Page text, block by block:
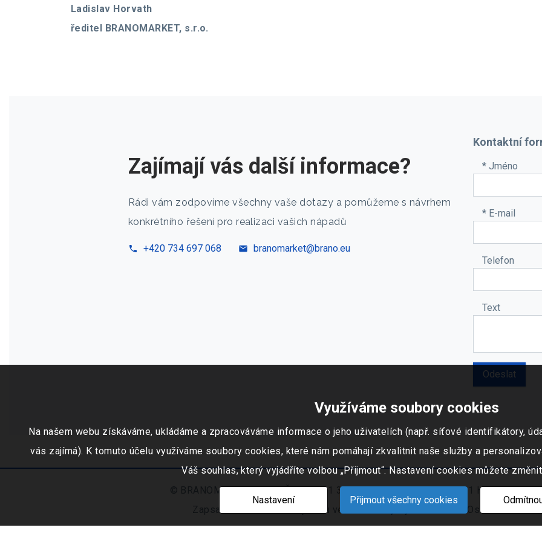
Ladislav Horvath
ředitel BRANOMARKET, s.r.o.
Zajímají vás další informace?
Rádi vám zodpovíme všechny vaše dotazy a pomůžeme s návrhem
konkrétního řešení pro realizaci vašich nápadů
phone +420 734 697 068 mail branomarket@brano.eu
Kontaktní
* Jméno
* E-mail
Telefon
Text
© BRANOMARKET s.r.o., IČO: 253 51 311, Tovární okruh 674, 747 41 Hradec nad
Zapsaná v obchodním rejstříku vedeném Krajským soudem v Ostravě oddíl
Využíváme soubory cookies
Na našem webu získáváme, ukládáme a zpracováváme informace o jeho uživatelích (např. síťové identifikátory,
vás zajímá). K tomuto účelu využíváme soubory cookies, které nám pomáhají zkvalitnit naše služby a
Váš souhlas, který vyjádříte volbou „Přijmout“. Nastavení cookies můžete
Nastavení Přijmout všechny cookies